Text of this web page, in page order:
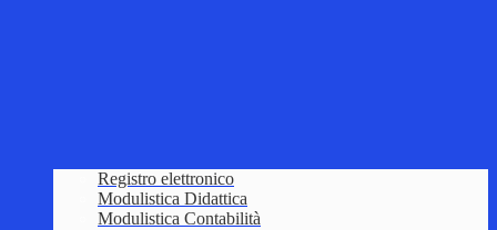
Registro elettronico
Modulistica Didattica
Modulistica Contabilità